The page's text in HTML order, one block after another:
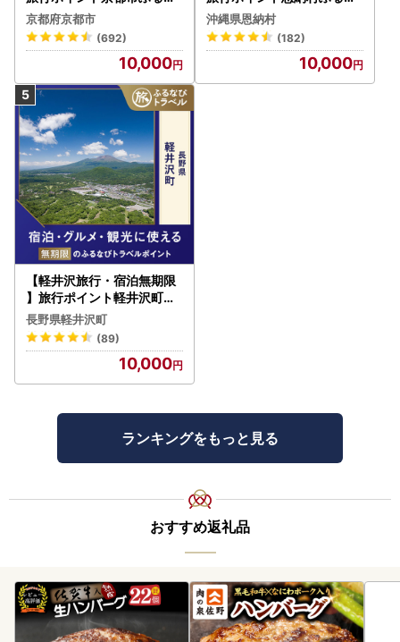
びトラベルポイント
京都府京都市
(692)
10,000
びトラベルポイント
沖縄県恩納村
(182)
10,000
【軽井沢旅行・宿泊無期限
】旅行ポイント軽井沢町ふ
るなびトラベルポイント
長野県軽井沢町
(89)
10,000
ランキングをもっと見る
おすすめ返礼品